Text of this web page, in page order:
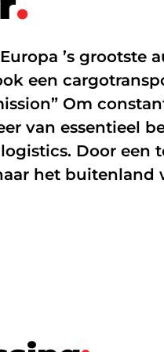
’s grootste
een
Om
van essentieel
Door een
het buitenland